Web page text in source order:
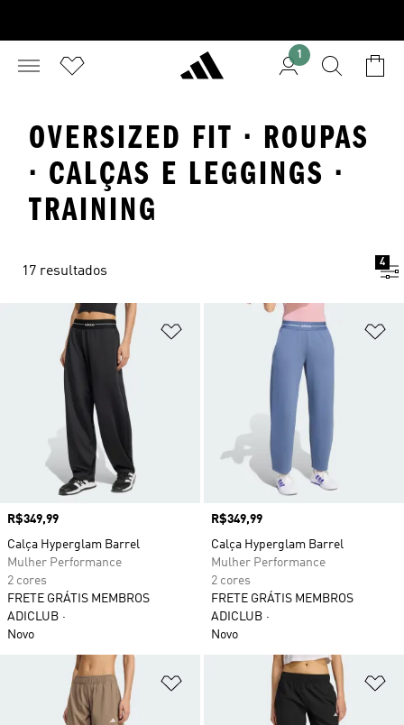
1
OVERSIZED FIT · ROUPAS
· CALÇAS E LEGGINGS ·
TRAINING
17 resultados
4
Adicionar à Lista de Desejos
Preço
R$349,99
Calça Hyperglam Barrel
Mulher Performance
2 cores
FRETE GRÁTIS MEMBROS
ADICLUB
Novo
Preço
R$349,99
Calça Hyperglam Barrel
Mulher Performance
2 cores
FRETE GRÁTIS MEMBROS
ADICLUB
Novo
Adicionar à Lista de Desejos